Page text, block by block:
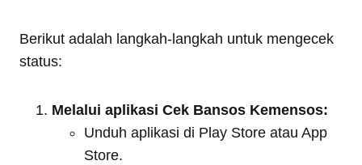
Berikut adalah langkah-langkah untuk mengecek
status:
Melalui aplikasi Cek Bansos Kemensos:
Unduh aplikasi di Play Store atau App
Store.